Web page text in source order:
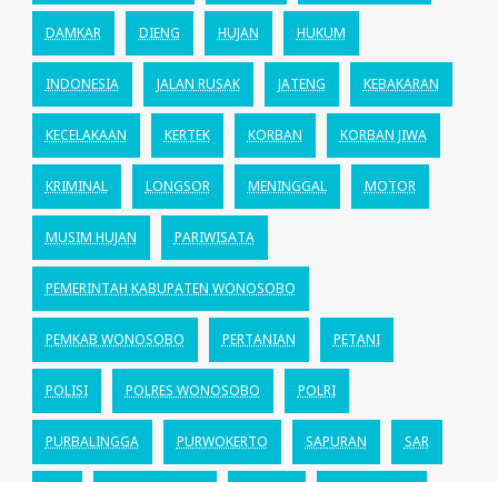
DAMKAR DIENG HUJAN HUKUM
INDONESIA JALAN RUSAK JATENG KEBAKARAN
KECELAKAAN KERTEK KORBAN KORBAN JIWA
KRIMINAL LONGSOR MENINGGAL MOTOR
MUSIM HUJAN PARIWISATA
PEMERINTAH KABUPATEN WONOSOBO
PEMKAB WONOSOBO PERTANIAN PETANI
POLISI POLRES WONOSOBO POLRI
PURBALINGGA PURWOKERTO SAPURAN SAR